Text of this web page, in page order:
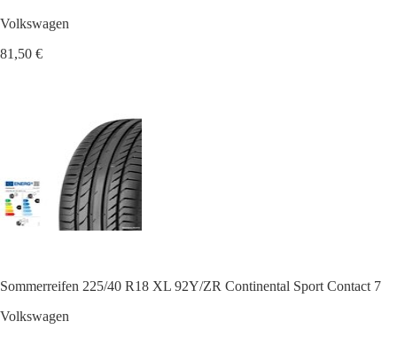
Volkswagen
81,50 €
Sommerreifen 225/40 R18 XL 92Y/ZR Continental Sport Contact 7
Volkswagen